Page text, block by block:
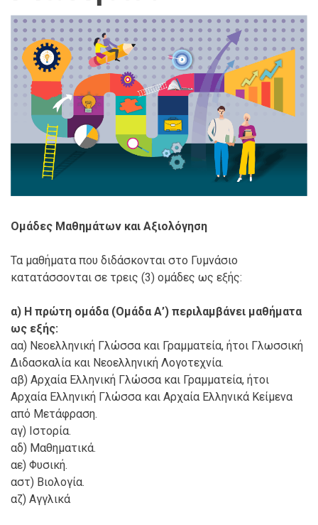
Ομάδες Μαθημάτων και Αξιολόγηση
Τα μαθήματα που διδάσκονται στο Γυμνάσιο
κατατάσσονται σε τρεις (3) ομάδες ως εξής:
α) Η πρώτη ομάδα (Ομάδα Α’) περιλαμβάνει μαθήματα
ως εξής:
αα) Νεοελληνική Γλώσσα και Γραμματεία, ήτοι Γλωσσική
Διδασκαλία και Νεοελληνική Λογοτεχνία.
αβ) Αρχαία Ελληνική Γλώσσα και Γραμματεία, ήτοι
Αρχαία Ελληνική Γλώσσα και Αρχαία Ελληνικά Κείμενα
από Μετάφραση.
αγ) Ιστορία.
αδ) Μαθηματικά.
αε) Φυσική.
αστ) Βιολογία.
αζ) Αγγλικά